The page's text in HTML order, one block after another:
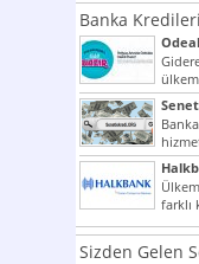
Banka Kredileri
8444
giriş
farklı
Sizden Gelen